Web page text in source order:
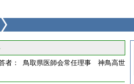
者： 鳥取県医師会常任理事 神鳥高世